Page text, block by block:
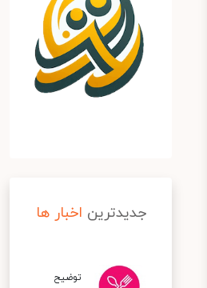
جدیدترین اخبار ها
توضیح